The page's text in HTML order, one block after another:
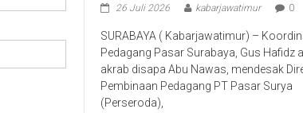
26 Juli 2026 kabarjawatimur 0
SURABAYA ( Kabarjawatimur) –
Pedagang Pasar Surabaya, Gus Hafidz
akrab disapa Abu Nawas, mendesak
Pembinaan Pedagang PT Pasar Surya
(Perseroda),